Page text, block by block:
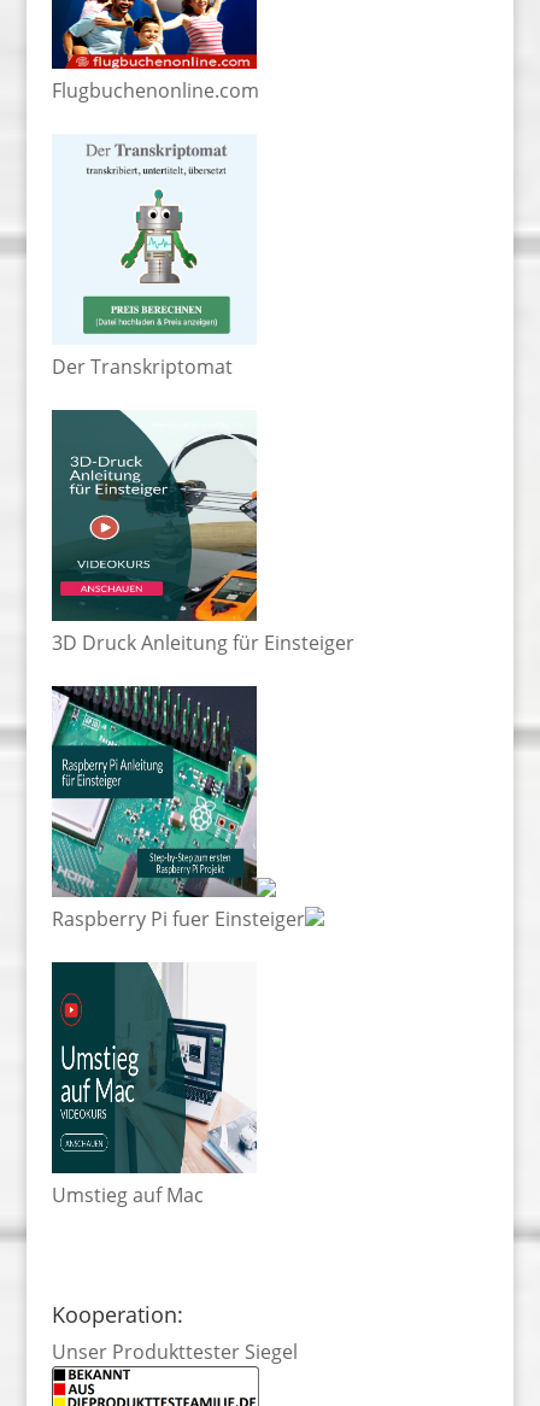
Flugbuchenonline.com
Der Transkriptomat
3D Druck Anleitung für Einsteiger
Raspberry Pi fuer Einsteiger
Umstieg auf Mac
Kooperation:
Unser Produkttester Siegel